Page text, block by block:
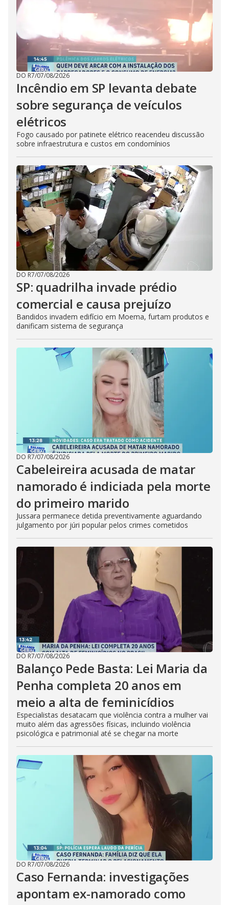
DO R7/07/08/2026
Incêndio em SP levanta debate
sobre segurança de veículos
elétricos
Fogo causado por patinete elétrico reacendeu discussão
sobre infraestrutura e custos em condomínios
DO R7/07/08/2026
SP: quadrilha invade prédio
comercial e causa prejuízo
Bandidos invadem edifício em Moema, furtam produtos e
danificam sistema de segurança
DO R7/07/08/2026
Cabeleireira acusada de matar
namorado é indiciada pela morte
do primeiro marido
Jussara permanece detida preventivamente aguardando
julgamento por júri popular pelos crimes cometidos
DO R7/07/08/2026
Balanço Pede Basta: Lei Maria da
Penha completa 20 anos em
meio a alta de feminicídios
Especialistas desatacam que violência contra a mulher vai
muito além das agressões físicas, incluindo violência
psicológica e patrimonial até se chegar na morte
DO R7/07/08/2026
Caso Fernanda: investigações
apontam ex-namorado como